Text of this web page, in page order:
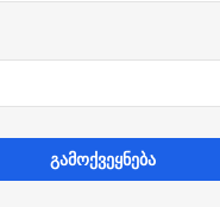
გამოქვეყნება